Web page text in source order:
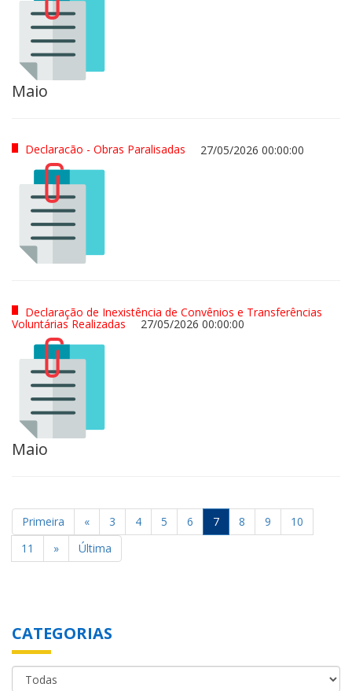
Maio
Declaracão - Obras Paralisadas 27/05/2026 00:00:00
Declaração de Inexistência de Convênios e Transferências
Voluntárias Realizadas 27/05/2026 00:00:00
Maio
Primeira « 3 4 5 6 7 8 9
10
11
» Última
CATEGORIAS